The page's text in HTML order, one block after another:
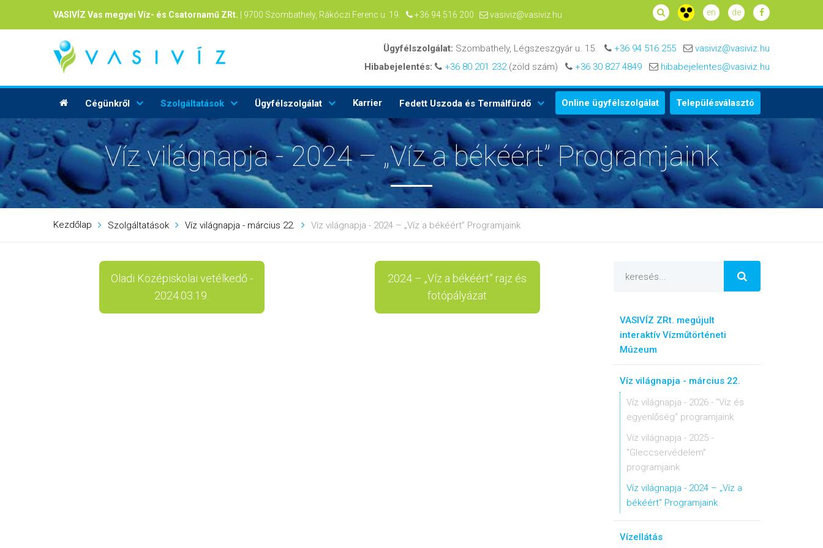
VASIVÍZ Vas megyei Víz- és Csatornamű ZRt. | 9700 Szombathely, Rákóczi Ferenc u. 19. +36 94 516 200 vasiviz@vasiviz.hu en de
Ügyfélszolgálat: Szombathely, Légszeszgyár u. 15. +36 94 516 255
vasiviz@vasiviz.hu
Hibabejelentés:
+36 80 201 232(zöld szám) +36 30 827 4849 hibabejelentes@vasiviz.hu
Cégünkről Szolgáltatások Ügyfélszolgálat Karrier Fedett Uszoda és Termálfürdő Online ügyfélszolgálat Településválasztó
Víz világnapja - 2024 – „Víz a békéért” Programjaink
Kezdőlap Szolgáltatások Víz világnapja - március 22. Víz világnapja - 2024 – „Víz a békéért” Programjaink
Oladi Középiskolai vetélkedő -
2024.03.19.
2024 – „Víz a békéért” rajz és
fotópályázat
VASIVÍZ ZRt. megújult
interaktív Vízműtörténeti
Múzeum
Víz világnapja - március 22.
Víz világnapja - 2026 - "Víz és
egyenlőség" programjaink
Víz világnapja - 2025 -
"Gleccservédelem"
programjaink
Víz világnapja - 2024 – „Víz a
békéért” Programjaink
Vízellátás